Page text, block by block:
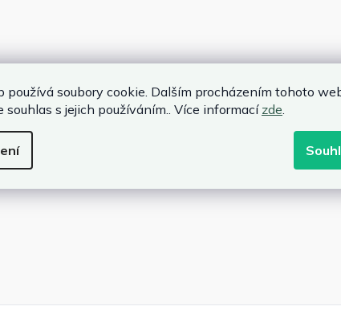
používá soubory cookie. Dalším procházením tohoto
souhlas s jejich používáním.. Více informací zde.